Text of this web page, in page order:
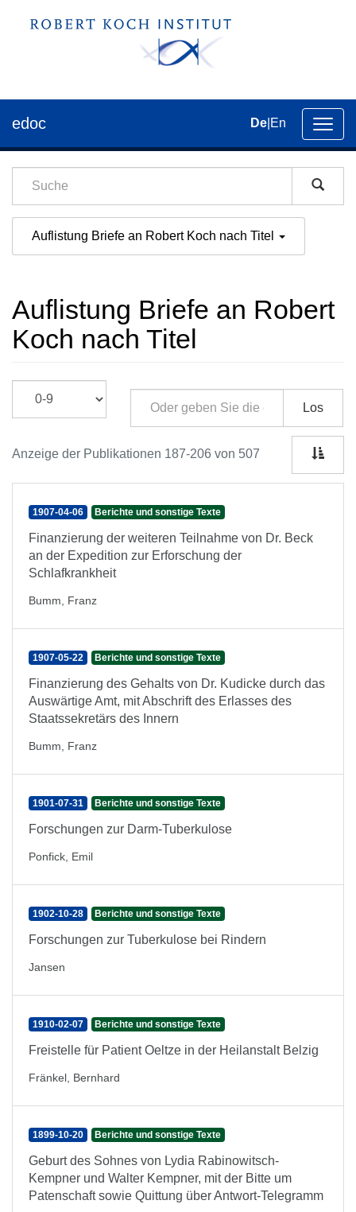
der
edoc De En
Auflistung Briefe an Robert Koch nach Titel
Auflistung Briefe an Robert
Koch nach Titel
Los
Anzeige der Publikationen 187-206 von 507
1907-04-06 Berichte und sonstige Texte
Finanzierung der weiteren Teilnahme von Dr. Beck
an der Expedition zur Erforschung der
Schlafkrankheit
Bumm, Franz
1907-05-22 Berichte und sonstige Texte
Finanzierung des Gehalts von Dr. Kudicke durch das
Auswärtige Amt, mit Abschrift des Erlasses des
Staatssekretärs des Innern
Bumm, Franz
1901-07-31 Berichte und sonstige Texte
Forschungen zur Darm-Tuberkulose
Ponfick, Emil
1902-10-28 Berichte und sonstige Texte
Forschungen zur Tuberkulose bei Rindern
Jansen
1910-02-07 Berichte und sonstige Texte
Freistelle für Patient Oeltze in der Heilanstalt Belzig
Fränkel, Bernhard
1899-10-20 Berichte und sonstige Texte
Geburt des Sohnes von Lydia Rabinowitsch-
Kempner und Walter Kempner, mit der Bitte um
Patenschaft sowie Quittung über Antwort-Telegramm